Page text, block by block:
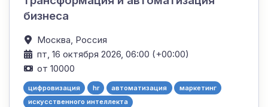
бизнеса
Москва, Россия
пт, 16 октября 2026, 06:00 (+00:00)
от 10000
цифровизация hr автоматизация
маркетинг
искусственного интеллекта